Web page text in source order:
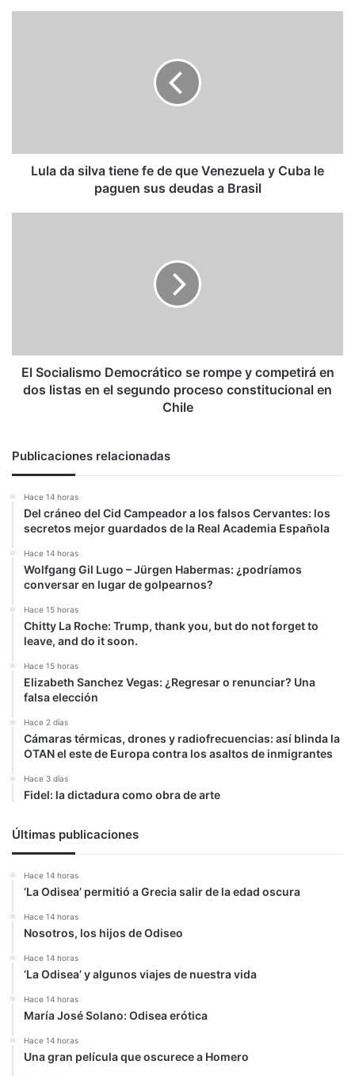
y
CubaLula da silva tiene fe de que Venezuela y Cuba le
paguen sus deudas a Brasil
dos
listas
constitucional
El Socialismo Democrático se rompe y competirá en
dos listas en el segundo proceso constitucional en
Chile
Publicaciones relacionadas
Hace 14 horas
Del cráneo del Cid Campeador a los falsos Cervantes: los
secretos mejor guardados de la Real Academia Española
Hace 14 horas
Wolfgang Gil Lugo – Jürgen Habermas: ¿podríamos
conversar en lugar de golpearnos?
Hace 15 horas
Chitty La Roche: Trump, thank you, but do not forget to
leave, and do it soon.
Hace 15 horas
Elizabeth Sanchez Vegas: ¿Regresar o renunciar? Una
falsa elección
Hace 2 días
Cámaras térmicas, drones y radiofrecuencias: así blinda la
OTAN el este de Europa contra los asaltos de inmigrantes
Hace 3 días
Fidel: la dictadura como obra de arte
Últimas publicaciones
Hace 14 horas
‘La Odisea’ permitió a Grecia salir de la edad oscura
Hace 14 horas
Nosotros, los hijos de Odiseo
Hace 14 horas
‘La Odisea’ y algunos viajes de nuestra vida
Hace 14 horas
María José Solano: Odisea erótica
Hace 14 horas
Una gran película que oscurece a Homero